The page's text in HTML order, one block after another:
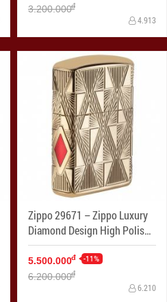
3.200.000đ
4.913
Zippo 29671 – Zippo Luxury
Diamond Design High Polish
Gold Plate
5.500.000đ -11%
6.200.000đ
6.210